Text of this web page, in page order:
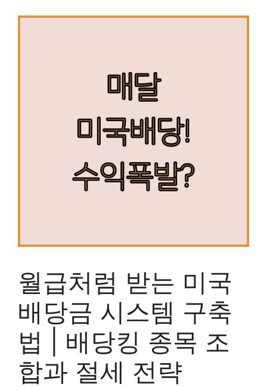
월급처럼 받는 미국
배당금 시스템 구축
법 | 배당킹 종목 조
합과 절세 전략